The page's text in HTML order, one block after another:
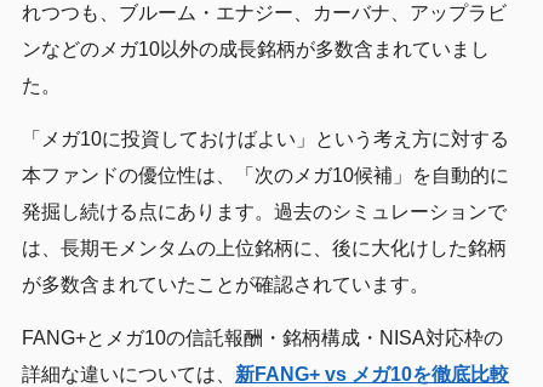
れつつも、ブルーム・エナジー、カーバナ、アップラビ
ンなどのメガ10以外の成長銘柄が多数含まれていまし
た。
「メガ10に投資しておけばよい」という考え方に対する
本ファンドの優位性は、「次のメガ10候補」を自動的に
発掘し続ける点にあります。過去のシミュレーションで
は、長期モメンタムの上位銘柄に、後に大化けした銘柄
が多数含まれていたことが確認されています。
FANG+とメガ10の信託報酬・銘柄構成・NISA対応枠の
詳細な違いについては、 新FANG+ vs メガ10を徹底比較